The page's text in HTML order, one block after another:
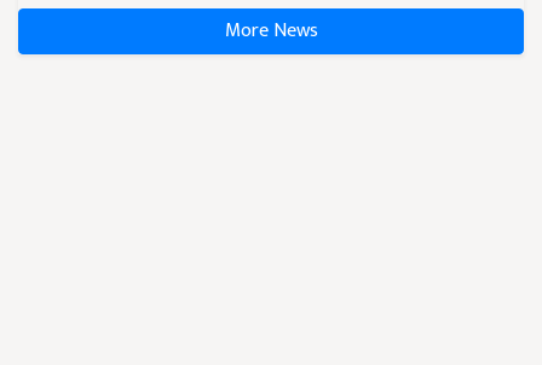
More News